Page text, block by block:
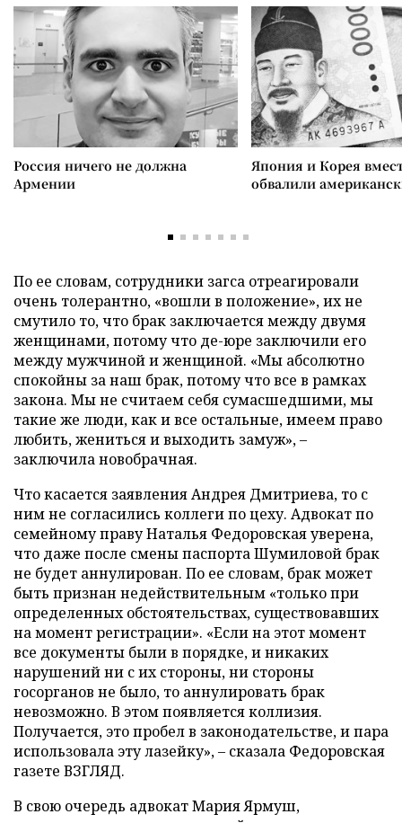
Россия ничего не должна
Армении
Япония и Корея
обвалили
По ее словам, сотрудники загса отреагировали
очень толерантно, «вошли в положение», их не
смутило то, что брак заключается между двумя
женщинами, потому что де-юре заключили его
между мужчиной и женщиной. «Мы абсолютно
спокойны за наш брак, потому что все в рамках
закона. Мы не считаем себя сумасшедшими, мы
такие же люди, как и все остальные, имеем право
любить, жениться и выходить замуж», –
заключила новобрачная.
Что касается заявления Андрея Дмитриева, то с
ним не согласились коллеги по цеху. Адвокат по
семейному праву Наталья Федоровская уверена,
что даже после смены паспорта Шумиловой брак
не будет аннулирован. По ее словам, брак может
быть признан недействительным «только при
определенных обстоятельствах, существовавших
на момент регистрации». «Если на этот момент
все документы были в порядке, и никаких
нарушений ни с их стороны, ни стороны
госорганов не было, то аннулировать брак
невозможно. В этом появляется коллизия.
Получается, это пробел в законодательстве, и пара
использовала эту лазейку», – сказала Федоровская
газете ВЗГЛЯД.
В свою очередь адвокат Мария Ярмуш,